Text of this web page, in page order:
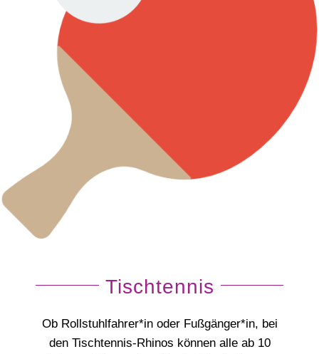
Tischtennis
Ob Rollstuhlfahrer*in oder Fußgänger*in, bei
den Tischtennis-Rhinos können alle ab 10